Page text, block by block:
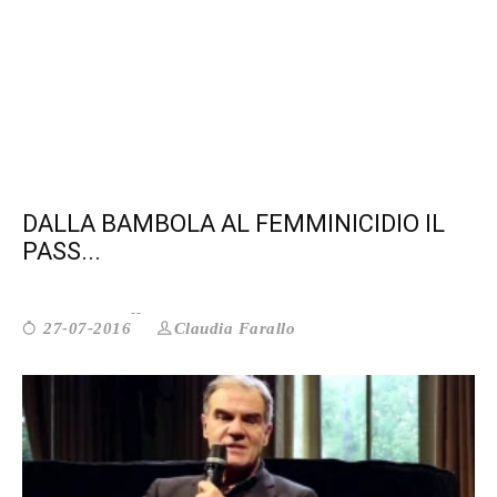
DALLA BAMBOLA AL FEMMINICIDIO IL
PASS...
27-07-2016 Claudia Farallo